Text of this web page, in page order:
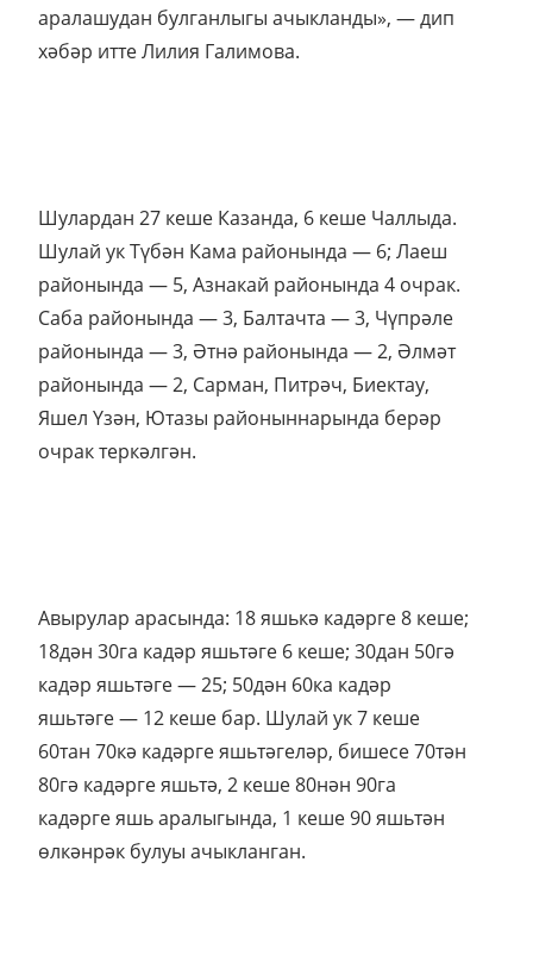
аралашудан булганлыгы ачыкланды», — дип
хәбәр итте Лилия Галимова.
Шулардан 27 кеше Казанда, 6 кеше Чаллыда.
Шулай ук Түбән Кама районында — 6; Лаеш
районында — 5, Азнакай районында 4 очрак.
Саба районында — 3, Балтачта — 3, Чүпрәле
районында — 3, Әтнә районында — 2, Әлмәт
районында — 2, Сарман, Питрәч, Биектау,
Яшел Үзән, Ютазы районыннарында берәр
очрак теркәлгән.
Авырулар арасында: 18 яшькә кадәрге 8 кеше;
18дән 30га кадәр яшьтәге 6 кеше; 30дан 50гә
кадәр яшьтәге — 25; 50дән 60ка кадәр
яшьтәге — 12 кеше бар. Шулай ук 7 кеше
60тан 70кә кадәрге яшьтәгеләр, бишесе 70тән
80гә кадәрге яшьтә, 2 кеше 80нән 90га
кадәрге яшь аралыгында, 1 кеше 90 яшьтән
өлкәнрәк булуы ачыкланган.